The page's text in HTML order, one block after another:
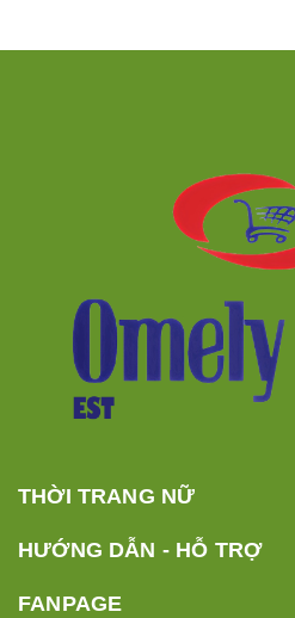
THỜI TRANG NỮ
HƯỚNG DẪN - HỖ TRỢ
FANPAGE